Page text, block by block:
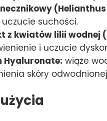
uczucie suchości.
z kwiatów lilii wodnej
i uczucie
Hyaluronate: wiąże
skóry